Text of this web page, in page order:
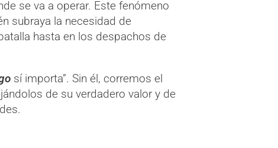
se va a operar. Este fenómeno
subraya la necesidad de
hasta en los despachos de
sí importa”. Sin él, corremos el
de su verdadero valor y de